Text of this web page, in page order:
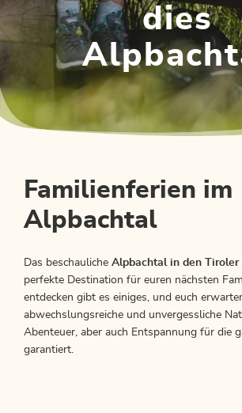
dies
Familienferien im
Alpbachtal
Das beschauliche Alpbachtal in den Tiroler
perfekte Destination für euren nächsten
entdecken gibt es einiges, und euch
abwechslungsreiche und unvergessliche
Abenteuer, aber auch Entspannung für die
garantiert.